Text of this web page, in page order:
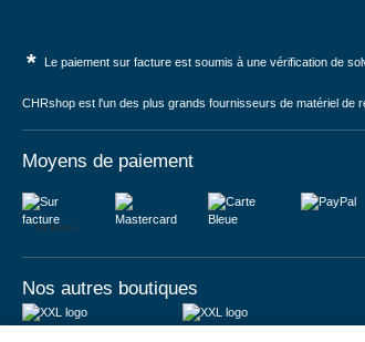
* Le paiement sur facture est soumis à une vérification de
CHRshop est l'un des plus grands fournisseurs de matériel de
Moyens de paiement
Sur facture
Nos autres boutiques